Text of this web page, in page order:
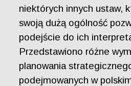
niektórych innych ustaw,
swoją dużą ogólność
podejście do ich
Przedstawiono różne
planowania
podejmowanych w